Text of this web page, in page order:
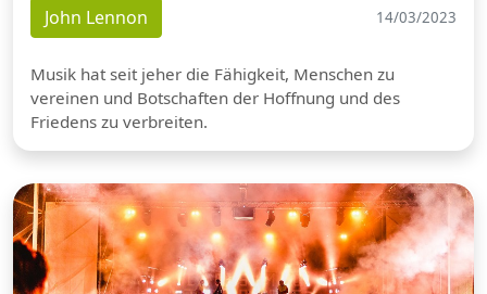
John Lennon 14/03/2023
Musik hat seit jeher die Fähigkeit, Menschen zu
vereinen und Botschaften der Hoffnung und des
Friedens zu verbreiten.